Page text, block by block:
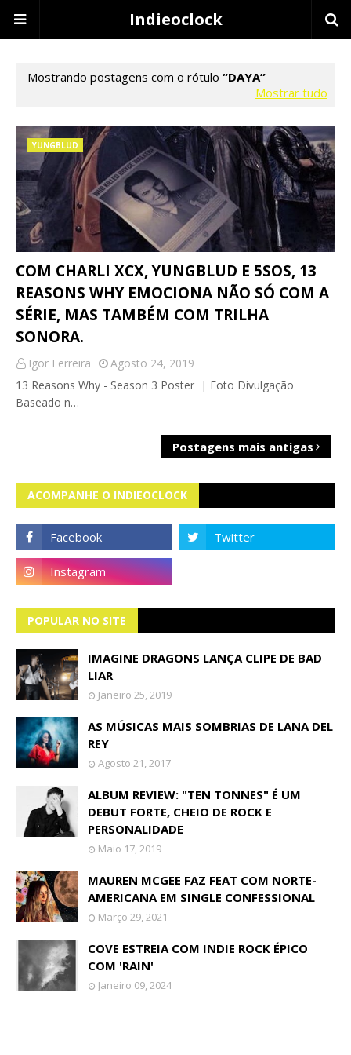
Indieoclock
Mostrando postagens com o rótulo
DAYA
Mostrar tudo
YUNGBLUD
COM CHARLI XCX, YUNGBLUD E 5SOS, 13
REASONS WHY EMOCIONA NÃO SÓ COM A
SÉRIE, MAS TAMBÉM COM TRILHA
SONORA.
Igor Ferreira
Agosto 24, 2019
13 Reasons Why - Season 3 Poster | Foto Divulgação
Baseado n…
Postagens mais antigas
ACOMPANHE O INDIEOCLOCK
POPULAR NO SITE
IMAGINE DRAGONS LANÇA CLIPE DE BAD
LIAR
Janeiro 25, 2019
AS MÚSICAS MAIS SOMBRIAS DE LANA DEL
REY
Agosto 21, 2017
ALBUM REVIEW: "TEN TONNES" É UM
DEBUT FORTE, CHEIO DE ROCK E
PERSONALIDADE
Maio 17, 2019
MAUREN MCGEE FAZ FEAT COM NORTE-
AMERICANA EM SINGLE CONFESSIONAL
Março 29, 2021
COVE ESTREIA COM INDIE ROCK ÉPICO
COM 'RAIN'
Janeiro 09, 2024